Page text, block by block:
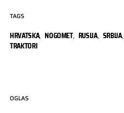
TAGS
HRVATSKA, NOGOMET, RUSIJA, SRBIJA,
TRAKTORI
OGLAS